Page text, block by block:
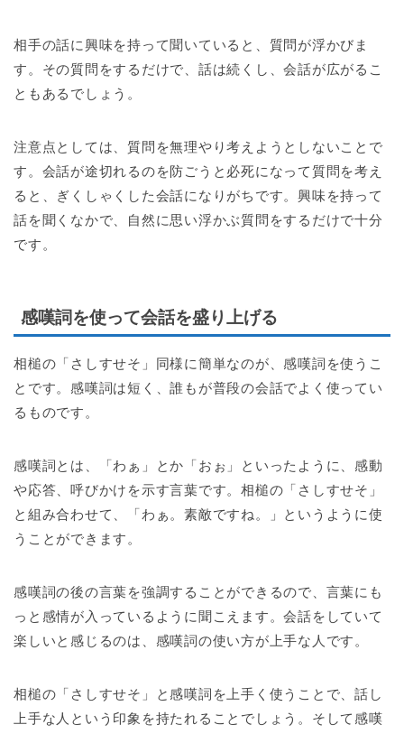
相手の話に興味を持って聞いていると、質問が浮かびま
す。その質問をするだけで、話は続くし、会話が広がるこ
ともあるでしょう。
注意点としては、質問を無理やり考えようとしないことで
す。会話が途切れるのを防ごうと必死になって質問を考え
ると、ぎくしゃくした会話になりがちです。興味を持って
話を聞くなかで、自然に思い浮かぶ質問をするだけで十分
です。
感嘆詞を使って会話を盛り上げる
相槌の「さしすせそ」同様に簡単なのが、感嘆詞を使うこ
とです。感嘆詞は短く、誰もが普段の会話でよく使ってい
るものです。
感嘆詞とは、「わぁ」とか「おぉ」といったように、感動
や応答、呼びかけを示す言葉です。相槌の「さしすせそ」
と組み合わせて、「わぁ。素敵ですね。」というように使
うことができます。
感嘆詞の後の言葉を強調することができるので、言葉にも
っと感情が入っているように聞こえます。会話をしていて
楽しいと感じるのは、感嘆詞の使い方が上手な人です。
相槌の「さしすせそ」と感嘆詞を上手く使うことで、話し
上手な人という印象を持たれることでしょう。そして感嘆